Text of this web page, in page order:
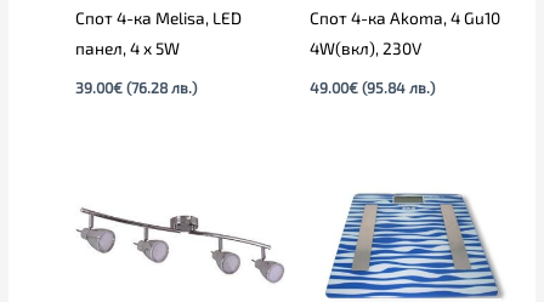
Спот 4-ка Melisa, LED
панел, 4 х 5W
39.00€ (76.28 лв.)
Спот 4-ка Akoma, 4 Gu10
4W(вкл), 230V
49.00€ (95.84 лв.)